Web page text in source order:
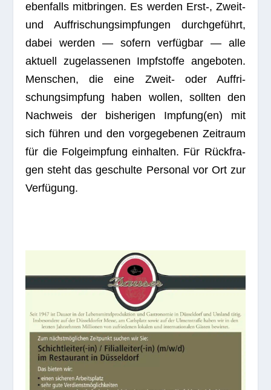
eben­falls mit­brin­gen. Es wer­den Erst‑, Zweit-
und Auf­fri­schungs­imp­fun­gen durch­ge­führt,
dabei wer­den — sofern ver­füg­bar — alle
aktu­ell zuge­las­se­nen Impf­stoffe ange­bo­ten.
Men­schen, die eine Zweit- oder Auf­fri­
schungs­imp­fung haben wol­len, soll­ten den
Nach­weis der bis­he­ri­gen Impfung(en) mit
sich füh­ren und den vor­ge­ge­be­nen Zeit­raum
für die Fol­ge­imp­fung ein­hal­ten. Für Rück­fra­
gen steht das geschulte Per­so­nal vor Ort zur
Verfügung.